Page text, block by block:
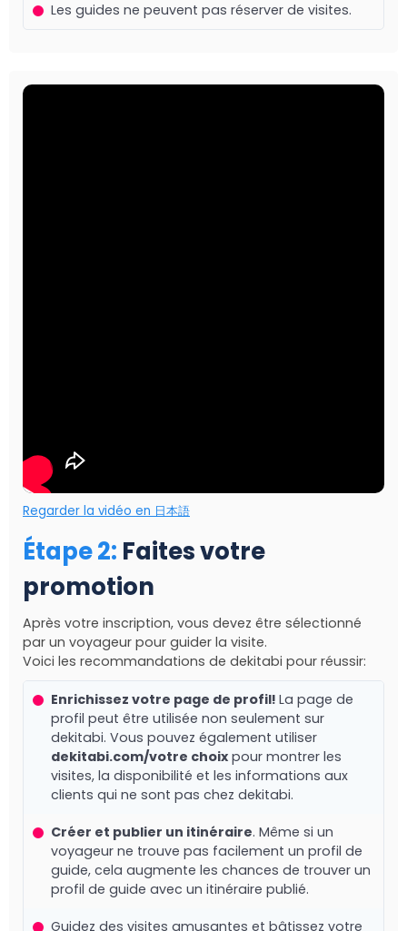
Les guides ne peuvent pas réserver de visites.
Regarder la vidéo en 日本語
Étape 2: Faites votre
promotion
Après votre inscription, vous devez être sélectionné
par un voyageur pour guider la visite.
Voici les recommandations de dekitabi pour réussir:
Enrichissez votre page de profil! La page de
profil peut être utilisée non seulement sur
dekitabi. Vous pouvez également utiliser
dekitabi.com/votre choix pour montrer les
visites, la disponibilité et les informations aux
clients qui ne sont pas chez dekitabi.
Créer et publier un itinéraire. Même si un
voyageur ne trouve pas facilement un profil de
guide, cela augmente les chances de trouver un
profil de guide avec un itinéraire publié.
Guidez des visites amusantes et bâtissez votre